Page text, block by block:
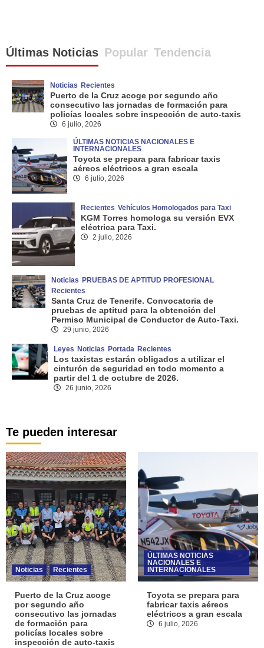
Últimas Noticias Popular Tendencia
Noticias Recientes
Puerto de la Cruz acoge por segundo año
consecutivo las jornadas de formación para
policías locales sobre inspección de auto-taxis
6 julio, 2026
ÚLTIMAS NOTICIAS NACIONALES E
INTERNACIONALES
Toyota se prepara para fabricar taxis
aéreos eléctricos a gran escala
6 julio, 2026
Recientes Vehículos Homologados para Taxi
KGM Torres homologa su versión EVX
eléctrica para Taxi.
2 julio, 2026
Noticias PRUEBAS DE APTITUD PROFESIONAL
Recientes
Santa Cruz de Tenerife. Convocatoria de
pruebas de aptitud para la obtención del
Permiso Municipal de Conductor de Auto-Taxi.
29 junio, 2026
Leyes Noticias Portada Recientes
Los taxistas estarán obligados a utilizar el
cinturón de seguridad en todo momento a
partir del 1 de octubre de 2026.
26 junio, 2026
Te pueden interesar
Noticias Recientes
Puerto de la Cruz acoge
por segundo año
consecutivo las jornadas
de formación para
policías locales sobre
inspección de auto-taxis
ÚLTIMAS NOTICIAS
NACIONALES E
INTERNACIONALES
Toyota se prepara para
fabricar taxis aéreos
eléctricos a gran escala
6 julio, 2026